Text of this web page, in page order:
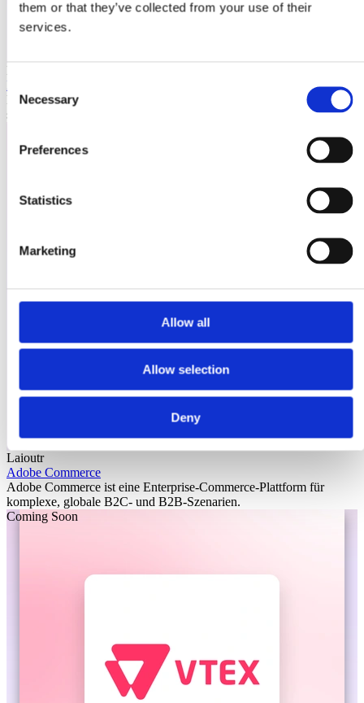
them or that they’ve collected from your use of their
services.
Consent
Selection
Necessary
Preferences
Statistics
Marketing
Allow all
Allow selection
Deny
Laioutr
Emporix
Emporix ist eine composable, API-first Commerce-Plattform für
skalierbare B2B- und B2C-Szenarien.
Laioutr
Adobe Commerce
Adobe Commerce ist eine Enterprise-Commerce-Plattform für
komplexe, globale B2C- und B2B-Szenarien.
Coming Soon